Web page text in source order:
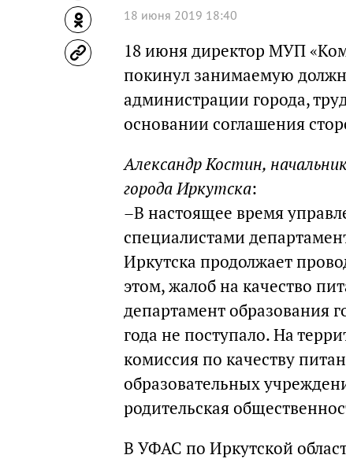
18 июня 2019 18:40
18 июня директор МУП
покинул занимаемую
администрации города,
основании соглашения
Александр Костин,
города Иркутска:
–В настоящее время
специалистами
Иркутска продолжает
этом, жалоб на качество
департамент образования
года не поступало. На
комиссия по качеству
образовательных
родительская
В УФАС по Иркутской